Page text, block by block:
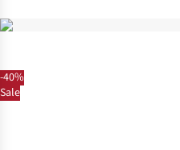
-40%
Sale